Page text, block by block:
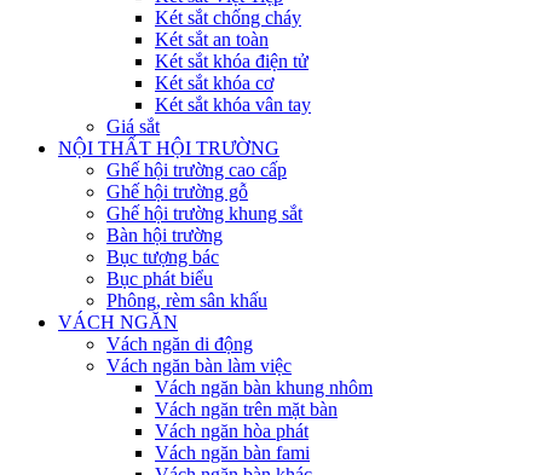
Két sắt chống cháy
Két sắt an toàn
Két sắt khóa điện tử
Két sắt khóa cơ
Két sắt khóa vân tay
Giá sắt
NỘI THẤT HỘI TRƯỜNG
Ghế hội trường cao cấp
Ghế hội trường gỗ
Ghế hội trường khung sắt
Bàn hội trường
Bục tượng bác
Bục phát biểu
Phông, rèm sân khấu
VÁCH NGĂN
Vách ngăn di động
Vách ngăn bàn làm việc
Vách ngăn bàn khung nhôm
Vách ngăn trên mặt bàn
Vách ngăn hòa phát
Vách ngăn bàn fami